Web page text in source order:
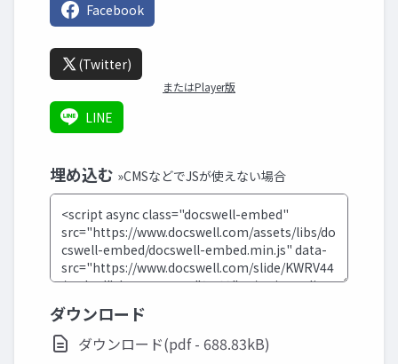
Facebook
(Twitter)
またはPlayer版
LINE
埋め込む »CMSなどでJSが使えない場合
ダウンロード
ダウンロード(pdf - 688.83kB)